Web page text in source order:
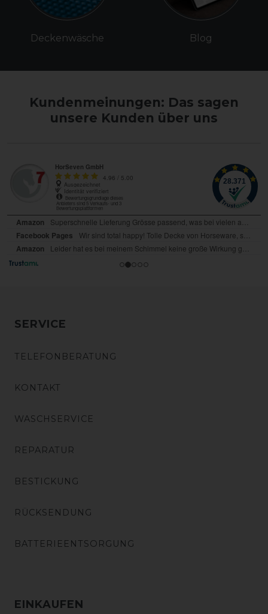
Deckenwäsche Blog
Kundenmeinungen: Das sagen
unsere Kunden über uns
SERVICE
TELEFONBERATUNG
KONTAKT
WASCHSERVICE
REPARATUR
BESTICKUNG
RÜCKSENDUNG
BATTERIEENTSORGUNG
EINKAUFEN